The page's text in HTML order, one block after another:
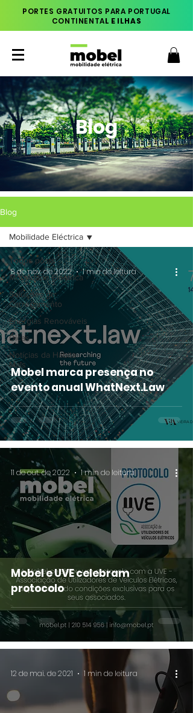
PORTES GRATUITOS PARA PORTUGAL
CONTINENTAL E ILHAS
Blog
Blog
Todos posts
Mobilidade Eléctrica
Soluções de
Carregamento
Energias Renováveis
Dicas
Notícias da Habita
Mais
Mobilidade Eléctrica
Mobel marca presença no
evento anual WhatNext.Law
8 de nov. de 2022 1 min de leitura
Mobel e UVE celebram
protocolo
11 de out. de 2022 1 min de leitura
12 de mai. de 2021 1 min de leitura